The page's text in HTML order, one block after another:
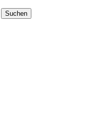
Suchen